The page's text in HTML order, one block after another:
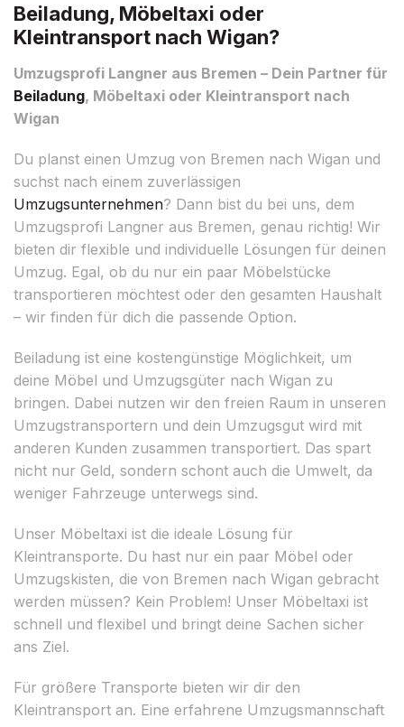
Beiladung, Möbeltaxi oder
Kleintransport nach Wigan?
Umzugsprofi Langner aus Bremen – Dein Partner für
Beiladung, Möbeltaxi oder Kleintransport nach
Wigan
Du planst einen Umzug von Bremen nach Wigan und
suchst nach einem zuverlässigen
Umzugsunternehmen? Dann bist du bei uns, dem
Umzugsprofi Langner aus Bremen, genau richtig! Wir
bieten dir flexible und individuelle Lösungen für deinen
Umzug. Egal, ob du nur ein paar Möbelstücke
transportieren möchtest oder den gesamten Haushalt
– wir finden für dich die passende Option.
Beiladung ist eine kostengünstige Möglichkeit, um
deine Möbel und Umzugsgüter nach Wigan zu
bringen. Dabei nutzen wir den freien Raum in unseren
Umzugstransportern und dein Umzugsgut wird mit
anderen Kunden zusammen transportiert. Das spart
nicht nur Geld, sondern schont auch die Umwelt, da
weniger Fahrzeuge unterwegs sind.
Unser Möbeltaxi ist die ideale Lösung für
Kleintransporte. Du hast nur ein paar Möbel oder
Umzugskisten, die von Bremen nach Wigan gebracht
werden müssen? Kein Problem! Unser Möbeltaxi ist
schnell und flexibel und bringt deine Sachen sicher
ans Ziel.
Für größere Transporte bieten wir dir den
Kleintransport an. Eine erfahrene Umzugsmannschaft